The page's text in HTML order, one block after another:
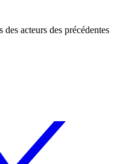
des acteurs des précédentes